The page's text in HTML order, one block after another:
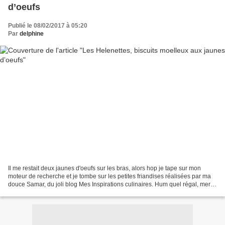
d’oeufs
Publié le 08/02/2017 à 05:20
Par delphine
Il me restait deux jaunes d'oeufs sur les bras, alors hop je tape sur mon
moteur de recherche et je tombe sur les petites friandises réalisées par ma
douce Samar, du joli blog Mes Inspirations culinaires. Hum quel régal, merci